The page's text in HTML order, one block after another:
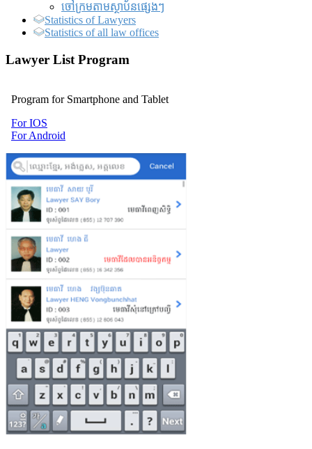
ចៅក្រមតាមស្ថាប័នផ្សេងៗ
Statistics of Lawyers
Statistics of all law offices
Lawyer List Program
Program for Smartphone and Tablet
For IOS
For Android